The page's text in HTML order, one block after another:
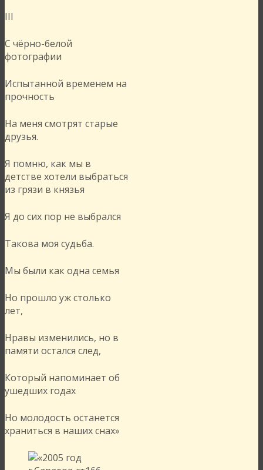
III
С чёрно-белой
фотографии
Испытанной временем на
прочность
На меня смотрят старые
друзья.
Я помню, как мы в
детстве хотели выбраться
из грязи в князья
Я до сих пор не выбрался
Такова моя судьба.
Мы были как одна семья
Но прошло уж столько
лет,
Нравы изменились, но в
памяти остался след,
Который напоминает об
ушедших годах
Но молодость останется
храниться в наших снах»